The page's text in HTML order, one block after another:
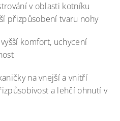
v oblasti kotníku
přizpůsobení tvaru nohy
komfort, uchycení
na vnejší a vnitří
a lehčí ohnutí v